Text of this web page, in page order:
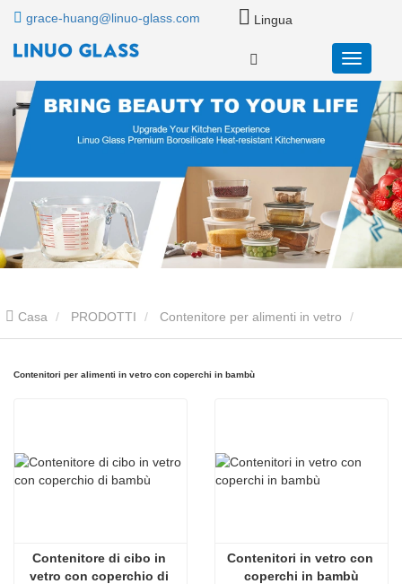
grace-huang@linuo-glass.com Lingua
Casa PRODOTTI Contenitore per alimenti in vetro
Contenitori per alimenti in vetro con coperchi in bambù
Contenitore di cibo in
vetro con coperchio di
Contenitori in vetro con
coperchi in bambù